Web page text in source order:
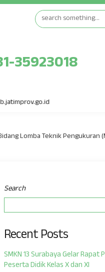
35923018
Lomba Teknik Pengukuran
Search
Recent Posts
SMKN 13 Surabaya Gelar Rapat
Peserta Didik Kelas X dan XI